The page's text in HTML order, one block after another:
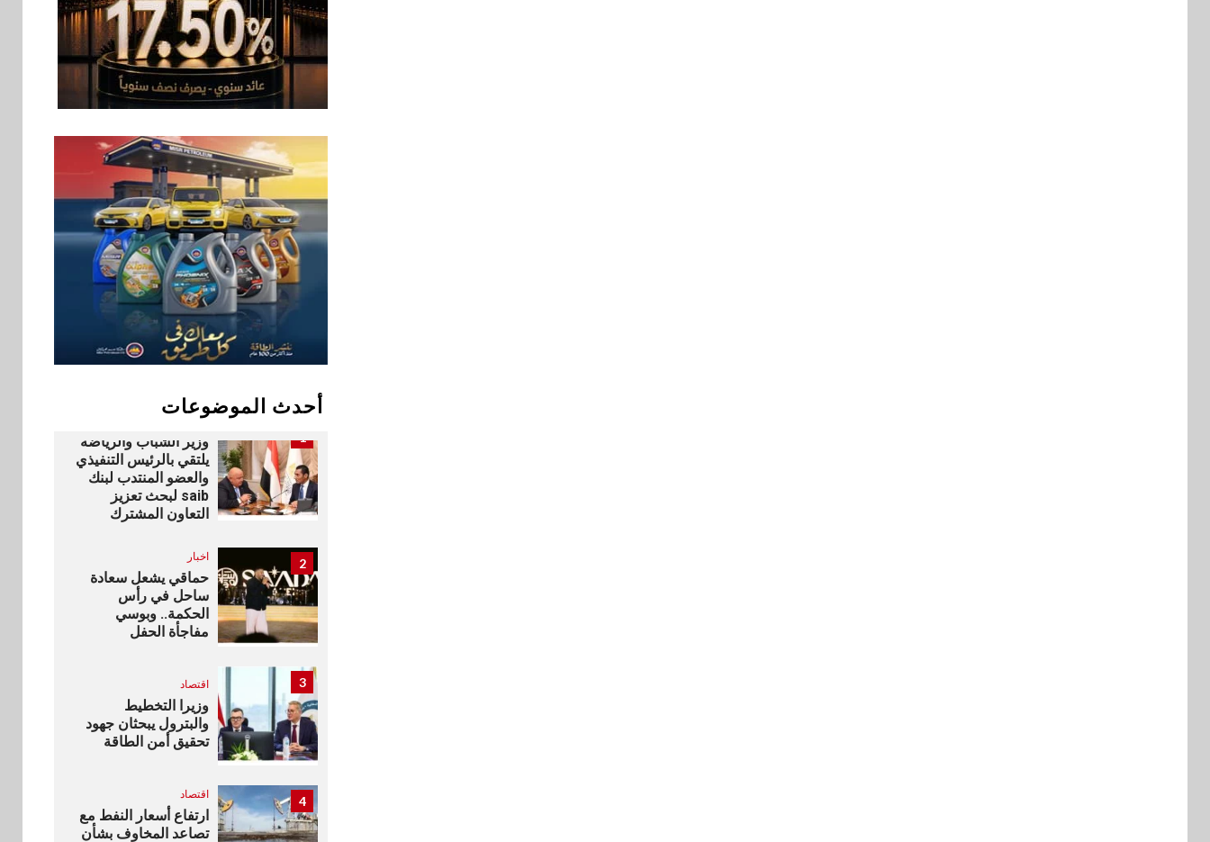
أحدث الموضوعات
8 بنوك
بنك مصر يشارك في
فعالية اليوم العالمي
للشباب ويقدم العديد
من العروض المجانية
بنوك
بنك QNB مصر يعزز
جاهزية المشروعات
الصغيرة والمتوسطة
للنمو والتوسع
اخبار
فيكسد مصر و”حلول”
تتشاركان في تطوير
أول منصة للسياحة
الصحية في مصر
والشرق الأوسط
1
بنوك
وزير الشباب والرياضة
يلتقي بالرئيس التنفيذي
والعضو المنتدب لبنك
saib لبحث تعزيز
التعاون المشترك
2 اخبار
حماقي يشعل سعادة
ساحل في رأس
الحكمة.. وبوسي
مفاجأة الحفل
3 اقتصاد
وزيرا التخطيط
والبترول يبحثان جهود
تحقيق أمن الطاقة
4 اقتصاد
ارتفاع أسعار النفط مع
تصاعد المخاوف بشأن